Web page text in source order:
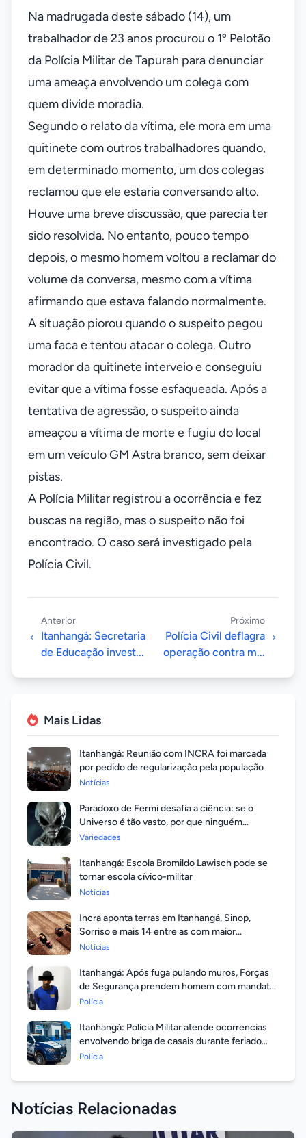
Na madrugada deste sábado (14), um
trabalhador de 23 anos procurou o 1º Pelotão
da Polícia Militar de Tapurah para denunciar
uma ameaça envolvendo um colega com
quem divide moradia.
Segundo o relato da vítima, ele mora em uma
quitinete com outros trabalhadores quando,
em determinado momento, um dos colegas
reclamou que ele estaria conversando alto.
Houve uma breve discussão, que parecia ter
sido resolvida. No entanto, pouco tempo
depois, o mesmo homem voltou a reclamar do
volume da conversa, mesmo com a vítima
afirmando que estava falando normalmente.
A situação piorou quando o suspeito pegou
uma faca e tentou atacar o colega. Outro
morador da quitinete interveio e conseguiu
evitar que a vítima fosse esfaqueada. Após a
tentativa de agressão, o suspeito ainda
ameaçou a vítima de morte e fugiu do local
em um veículo GM Astra branco, sem deixar
pistas.
A Polícia Militar registrou a ocorrência e fez
buscas na região, mas o suspeito não foi
encontrado. O caso será investigado pela
Polícia Civil.
Anterior
Itanhangá: Secretaria
de Educação invest...
Próximo
Polícia Civil deflagra
operação contra m...
Mais Lidas
Itanhangá: Reunião com INCRA foi marcada
por pedido de regularização pela população
Notícias
Paradoxo de Fermi desafia a ciência: se o
Universo é tão vasto, por que ninguém
respondeu?
Variedades
Itanhangá: Escola Bromildo Lawisch pode se
tornar escola cívico-militar
Notícias
Incra aponta terras em Itanhangá, Sinop,
Sorriso e mais 14 entre as com maior
valorização
Notícias
Itanhangá: Após fuga pulando muros, Forças
de Segurança prendem homem com mandato
em aberto por homicídio
Polícia
Itanhangá: Polícia Militar atende ocorrencias
envolvendo briga de casais durante feriado
prolongado
Polícia
Notícias Relacionadas